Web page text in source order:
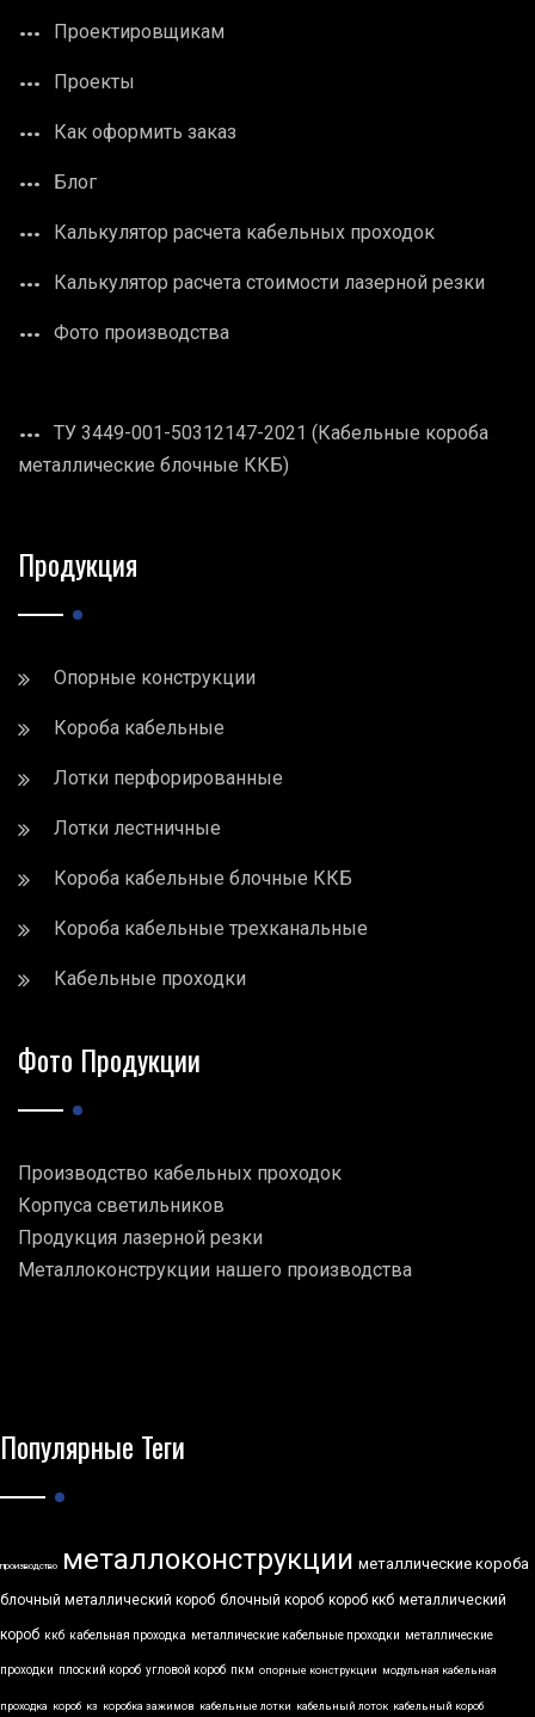
Проектировщикам
Проекты
Как оформить заказ
Блог
Калькулятор расчета кабельных проходок
Калькулятор расчета стоимости лазерной резки
Фото производства
ТУ 3449-001-50312147-2021 (Кабельные короба
металлические блочные ККБ)
Продукция
Опорные конструкции
Короба кабельные
Лотки перфорированные
Лотки лестничные
Короба кабельные блочные ККБ
Короба кабельные трехканальные
Кабельные проходки
Фото Продукции
Производство кабельных проходок
Корпуса светильников
Продукция лазерной резки
Металлоконструкции нашего производства
Популярные Теги
производство металлоконструкции металлические короба
блочный металлический короб блочный короб короб ккб металлический
короб ккб кабельная проходка металлические кабельные проходки металлические
проходки плоский короб угловой короб пкм опорные конструкции модульная кабельная
проходка короб кз коробка зажимов кабельные лотки кабельный лоток кабельный короб